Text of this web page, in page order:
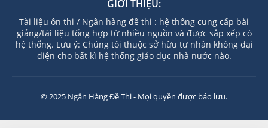
GIỚI THIỆU:
Tài liệu ôn thi / Ngân hàng đề thi : hệ thống cung cấp bài
giảng/tài liệu tổng hợp từ nhiều nguồn và được sắp xếp có
hệ thống. Lưu ý: Chúng tôi thuộc sở hữu tư nhân không đại
diện cho bất kì hệ thống giáo dục nhà nước nào.
© 2025 Ngân Hàng Đề Thi - Mọi quyền được bảo lưu.